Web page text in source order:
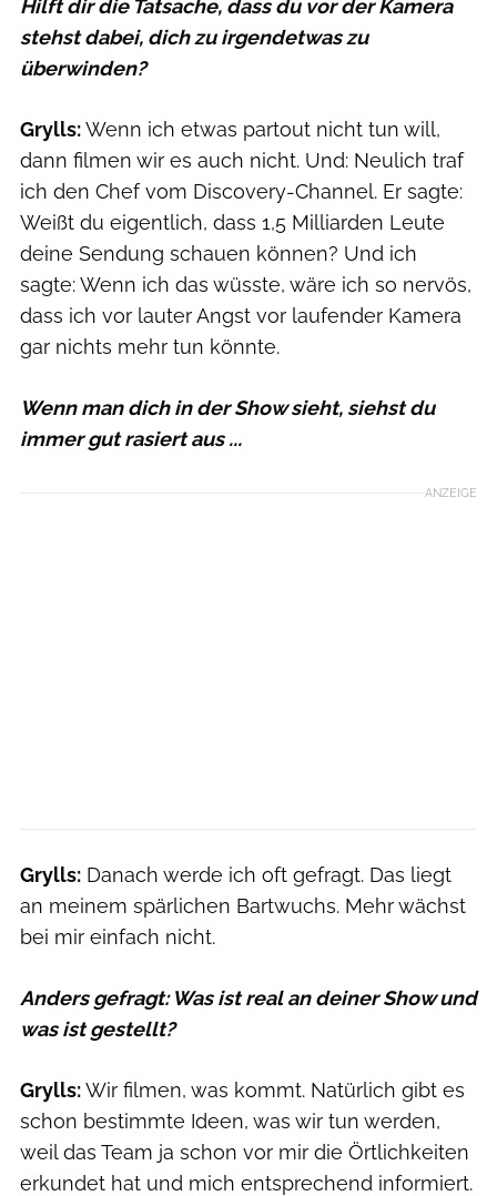
Hilft dir die Tatsache, dass du vor der Kamera
stehst dabei, dich zu irgendetwas zu
überwinden?
Grylls:Wenn ich etwas partout nicht tun will,
dann filmen wir es auch nicht. Und: Neulich traf
ich den Chef vom Discovery-Channel. Er sagte:
Weißt du eigentlich, dass 1,5 Milliarden Leute
deine Sendung schauen können? Und ich
sagte: Wenn ich das wüsste, wäre ich so nervös,
dass ich vor lauter Angst vor laufender Kamera
gar nichts mehr tun könnte.
Wenn man dich in der Show sieht, siehst du
immer gut rasiert aus ...
ANZEIGE
Grylls: Danach werde ich oft gefragt. Das liegt
an meinem spärlichen Bartwuchs. Mehr wächst
bei mir einfach nicht.
Anders gefragt: Was ist real an deiner Show und
was ist gestellt?
Grylls:Wir filmen, was kommt. Natürlich gibt es
schon bestimmte Ideen, was wir tun werden,
weil das Team ja schon vor mir die Örtlichkeiten
erkundet hat und mich entsprechend informiert.